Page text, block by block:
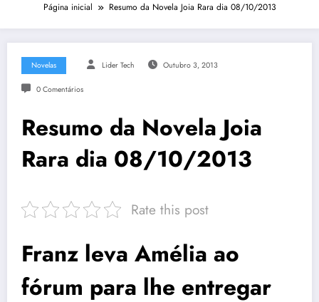
Página inicial Resumo da Novela Joia Rara dia 08/10/2013
Novelas Lider Tech Outubro 3, 2013
0 Comentários
Resumo da Novela Joia
Rara dia 08/10/2013
Rate this post
Franz leva Amélia ao
fórum para lhe entregar